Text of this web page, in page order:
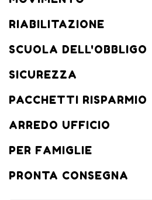
RIABILITAZIONE
SCUOLA DELL'OBBLIGO
SICUREZZA
PACCHETTI RISPARMIO
ARREDO UFFICIO
PER FAMIGLIE
PRONTA CONSEGNA